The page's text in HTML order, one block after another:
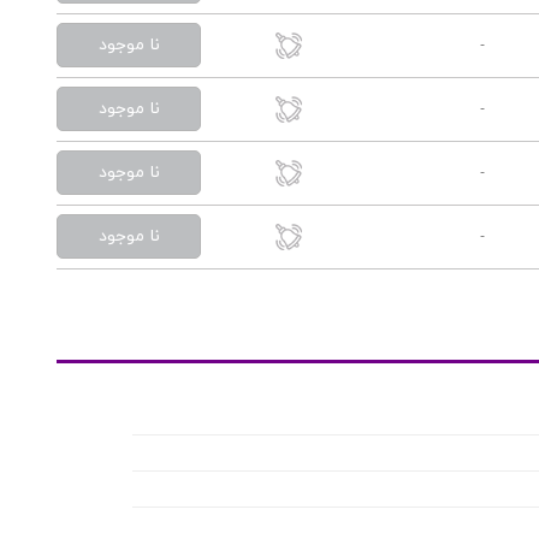
- نا موجود
- نا موجود
- نا موجود
- نا موجود